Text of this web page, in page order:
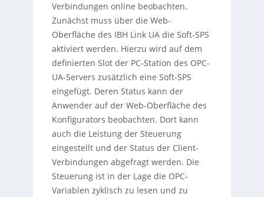
Verbindungen online beobachten.
Zunächst muss über die Web-
Oberfläche des IBH Link UA die Soft-SPS
aktiviert werden. Hierzu wird auf dem
definierten Slot der PC-Station des OPC-
UA-Servers zusätzlich eine Soft-SPS
eingefügt. Deren Status kann der
Anwender auf der Web-Oberfläche des
Konfigurators beobachten. Dort kann
auch die Leistung der Steuerung
eingestellt und der Status der Client-
Verbindungen abgefragt werden. Die
Steuerung ist in der Lage die OPC-
Variablen zyklisch zu lesen und zu